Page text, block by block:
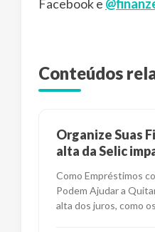
Facebook e
Conteúdos
Organize Suas
alta da Selic
Como Empréstimos
Podem Ajudar a
alta dos juros, como